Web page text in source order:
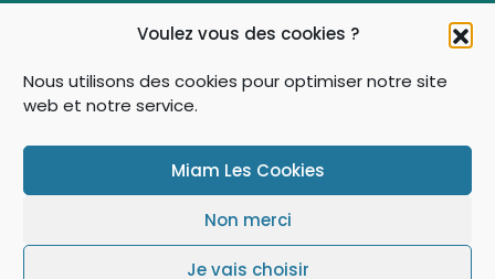
Voulez vous des cookies ?
Nous utilisons des cookies pour optimiser notre site
web et notre service.
Miam Les Cookies
Non merci
Je vais choisir